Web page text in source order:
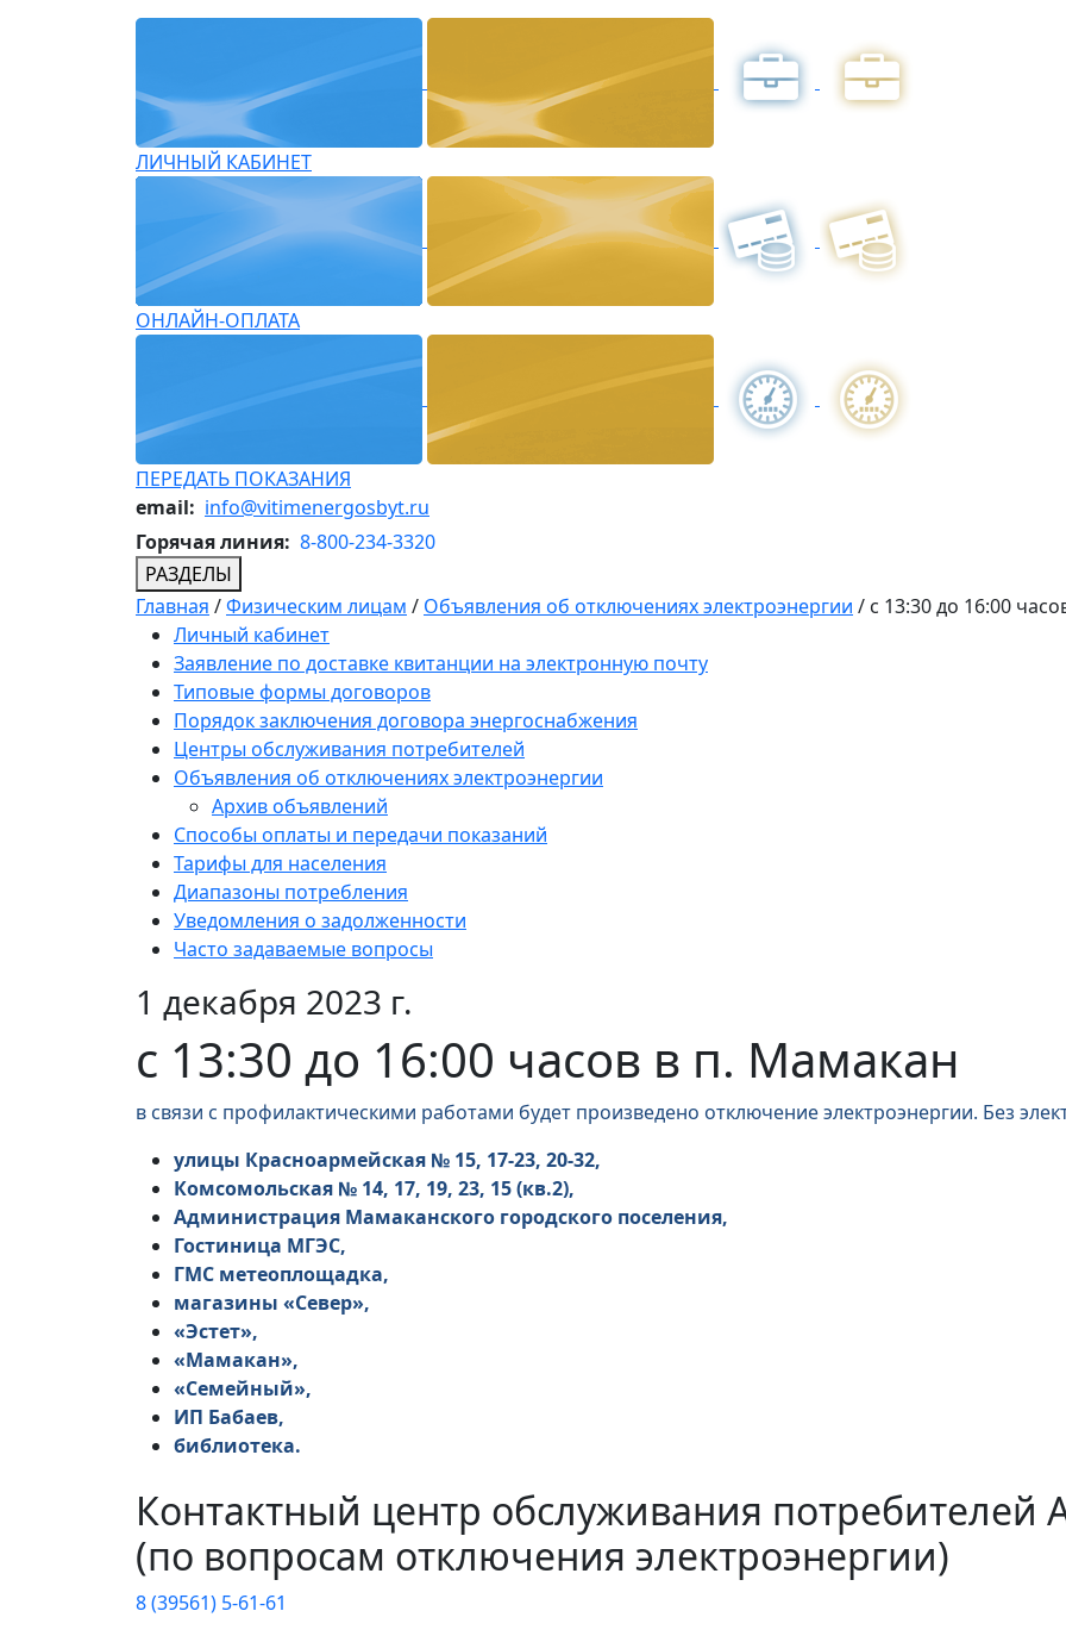
ЛИЧНЫЙ КАБИНЕТ
ОНЛАЙН-ОПЛАТА
ПЕРЕДАТЬ ПОКАЗАНИЯ
email: info@vitimenergosbyt.ru
Горячая линия: 8-800-234-3320
РАЗДЕЛЫ
Главная /Физическим лицам / Объявления об отключениях электроэнергии / с 13:30 до 16:00
Личный кабинет
Заявление по доставке квитанции на электронную почту
Типовые формы договоров
Порядок заключения договора энергоснабжения
Центры обслуживания потребителей
Объявления об отключениях электроэнергии
Архив объявлений
Способы оплаты и передачи показаний
Тарифы для населения
Диапазоны потребления
Уведомления о задолженности
Часто задаваемые вопросы
1 декабря 2023 г.
с 13:30 до 16:00 часов в п. Мамакан
в связи с профилактическими работами будет произведено отключение электроэнергии. Без
улицы Красноармейская № 15, 17-23, 20-32,
Комсомольская № 14, 17, 19, 23, 15 (кв.2),
Администрация Мамаканского городского поселения,
Гостиница МГЭС,
ГМС метеоплощадка,
магазины «Север»,
«Эстет»,
«Мамакан»,
«Семейный»,
ИП Бабаев,
библиотека.
Контактный центр обслуживания потребителей
(по вопросам отключения электроэнергии)
8 (39561) 5-61-61